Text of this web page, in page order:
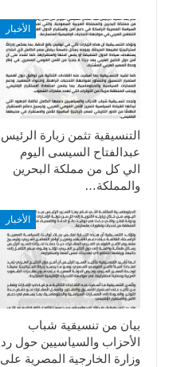
الأخبار
التنسيقية تثمن زيارة الرئيس
عبدالفتاح السيسى اليوم
الي كل من مملكة البحرين
والمملكة…
الأخبار
بيان من تنسيقية شباب
الأحزاب والسياسيين حول رد
وزارة الخارجية المصرية على